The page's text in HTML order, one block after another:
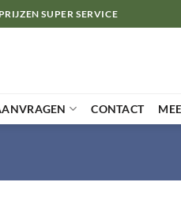
SUPER SERVICE
CONTACT